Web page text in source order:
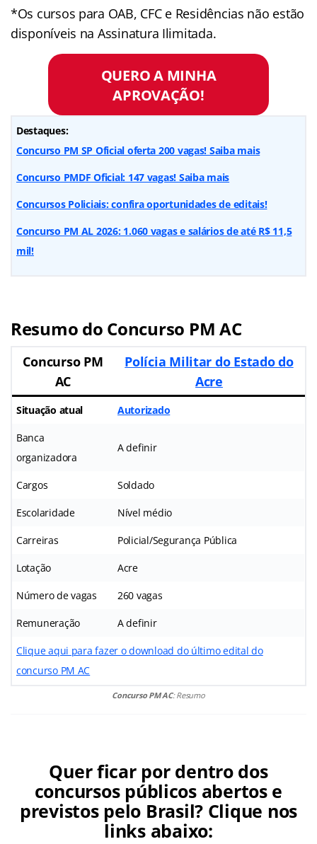
*Os cursos para OAB, CFC e Residências não estão
disponíveis na Assinatura Ilimitada.
QUERO A MINHA
APROVAÇÃO!
Destaques:
Concurso PM SP Oficial oferta 200 vagas! Saiba mais
Concurso PMDF Oficial: 147 vagas! Saiba mais
Concursos Policiais: confira oportunidades de editais!
Concurso PM AL 2026: 1.060 vagas e salários de até R$ 11,5
mil!
Resumo do Concurso PM AC
Concurso PM
AC
Polícia Militar do Estado do
Acre
Situação atual Autorizado
Banca
organizadora
A definir
Cargos Soldado
Escolaridade Nível médio
Carreiras Policial/Segurança Pública
Lotação Acre
Número de vagas 260 vagas
Remuneração A definir
Clique aqui para fazer o download do último edital do
concurso PM AC
Concurso PM AC: Resumo
Quer ficar por dentro dos
concursos públicos abertos e
previstos pelo Brasil? Clique nos
links abaixo: